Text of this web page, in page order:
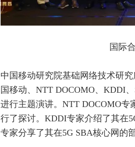
国际合
中国移动研究院基础网络技术研
国移动、 NTTDOCOMO、 KDDI、
进行主题演讲。NTT DOCOMO专
行了探讨。KDDI专家介绍了其在
专家分享了其在5G SBA核心网的